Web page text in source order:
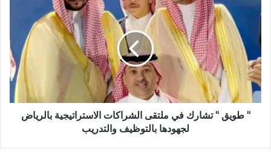
" طويق " تشارك في ملتقى الشراكات الاستراتيجية بالرياض
لجهودها بالتوظيف والتدريب